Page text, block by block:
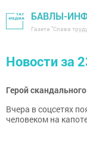
БАВЛЫ-
Газета "Слава
Новости за
Герой
Вчера в соцсетях
человеком на